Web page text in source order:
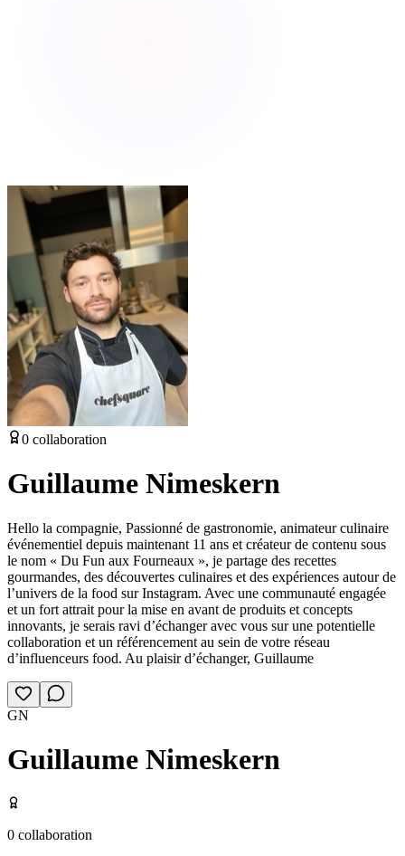
0 collaboration
Guillaume Nimeskern
Hello la compagnie, Passionné de gastronomie, animateur culinaire
événementiel depuis maintenant 11 ans et créateur de contenu sous
le nom « Du Fun aux Fourneaux », je partage des recettes
gourmandes, des découvertes culinaires et des expériences autour de
l’univers de la food sur Instagram. Avec une communauté engagée
et un fort attrait pour la mise en avant de produits et concepts
innovants, je serais ravi d’échanger avec vous sur une potentielle
collaboration et un référencement au sein de votre réseau
d’influenceurs food. Au plaisir d’échanger, Guillaume
GN
Guillaume Nimeskern
0 collaboration